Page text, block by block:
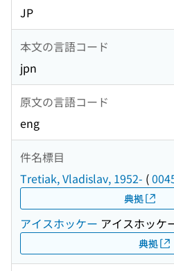
JP
本文の言語コード
jpn
原文の言語コード
eng
件名標目
Tretiak, Vladislav, 1952- (
典拠
アイスホッケー アイスホッケ
典拠